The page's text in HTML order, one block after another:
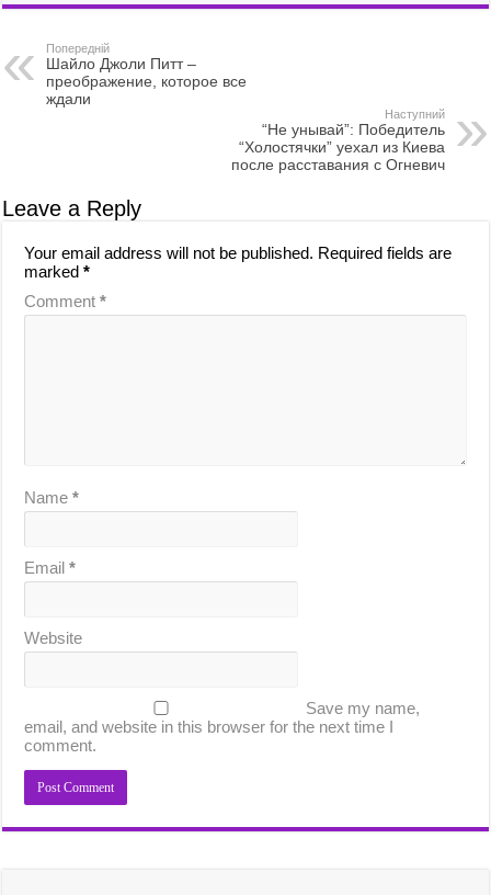
o
o
ia
Попередній
Шайло Джоли Питт –
преображение, которое все
ждали
Наступний
“Не унывай”: Победитель
“Холостячки” уехал из Киева
после расставания с Огневич
Leave a Reply
Your email address will not be published. Required fields are
marked*
Comment*
Name*
Email*
Website
Save my name,
email, and website in this browser for the next time I
comment.